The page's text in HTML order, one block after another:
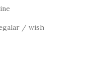
/ wish